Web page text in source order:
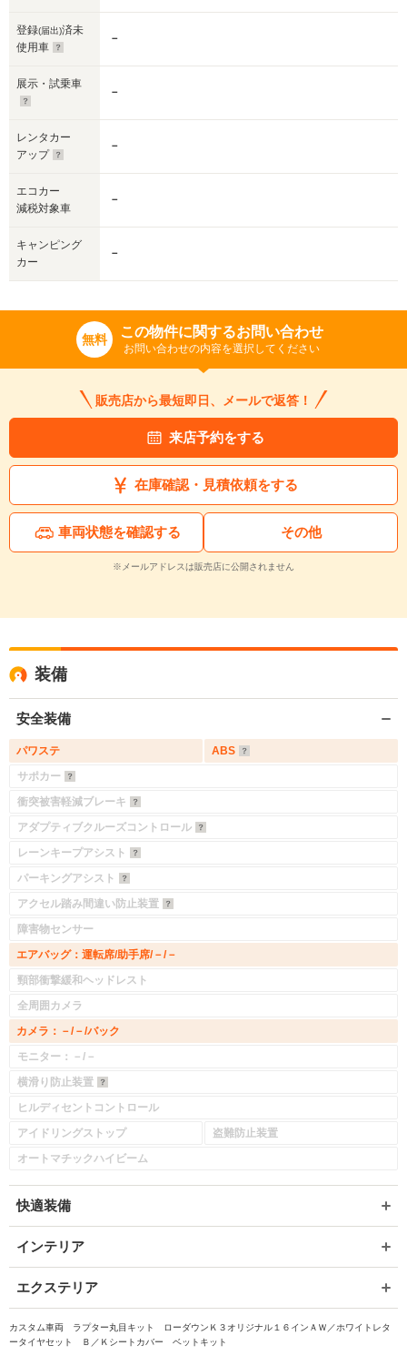
登録(届出)済未
使用車
－
展示・試乗車
－
レンタカー
アップ
－
エコカー
減税対象車
－
キャンピング
カー
－
無料 この物件に関するお問い合わせ
お問い合わせの内容を選択してください
販売店から最短即日、メールで返答！
来店予約をする
在庫確認・見積依頼をする
車両状態を確認する その他
※メールアドレスは販売店に公開されません
装備
安全装備
パワステ
ABS
サポカー
衝突被害軽減ブレーキ
アダプティブクルーズコントロール
レーンキープアシスト
パーキングアシスト
アクセル踏み間違い防止装置
障害物センサー
エアバッグ：運転席/助手席/－/－
頸部衝撃緩和ヘッドレスト
全周囲カメラ
カメラ：－/－/バック
モニター：－/－
横滑り防止装置
ヒルディセントコントロール
アイドリングストップ
盗難防止装置
オートマチックハイビーム
快適装備
インテリア
エクステリア
カスタム車両 ラプター丸目キット ローダウンＫ３オリジナル１６インＡＷ／ホワイトレタ
ータイヤセット Ｂ／Ｋシートカバー ベットキット